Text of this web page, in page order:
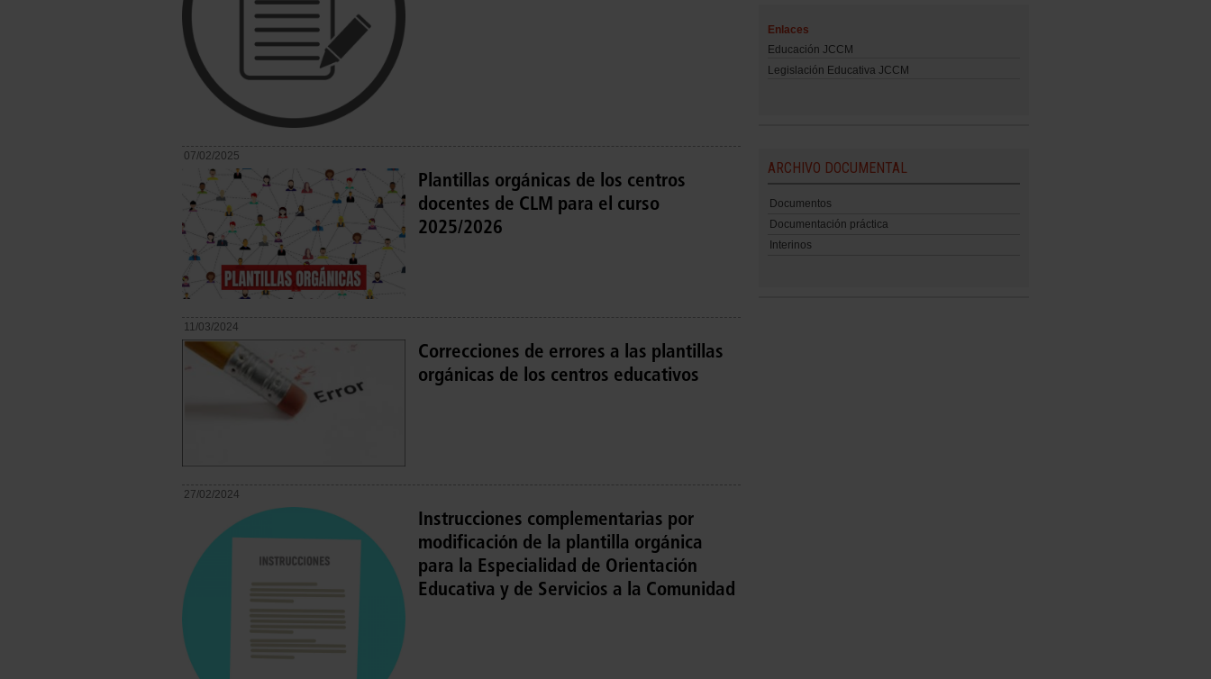
07/02/2025
Plantillas orgánicas de los centros
docentes de CLM para el curso
2025/2026
11/03/2024
Correcciones de errores a las plantillas
orgánicas de los centros educativos
27/02/2024
Instrucciones complementarias por
modificación de la plantilla orgánica
para la Especialidad de Orientación
Educativa y de Servicios a la Comunidad
Enlaces
Educación JCCM
Legislación Educativa JCCM
ARCHIVO DOCUMENTAL
Documentos
Documentación práctica
Interinos